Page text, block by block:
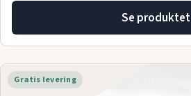
Se produktet
Gratis levering